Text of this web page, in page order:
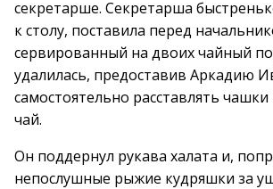
секретарше. Секретарша
к столу, поставила перед
сервированный на двоих чайный
удалилась, предоставив Аркадию
самостоятельно расставлять
чай.
Он поддернул рукава халата и,
непослушные рыжие кудряшки за